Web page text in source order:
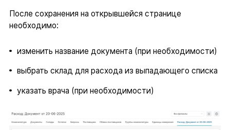
После сохранения на открывшейся странице
необходимо:
изменить название документа (при необходимости)
выбрать склад для расхода из выпадающего списка
указать врача (при необходимости)